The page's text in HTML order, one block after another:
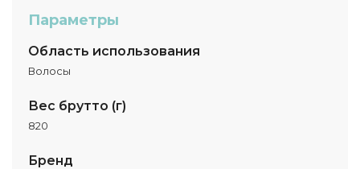
Параметры
Область использования
Волосы
Вес брутто (г)
820
Бренд